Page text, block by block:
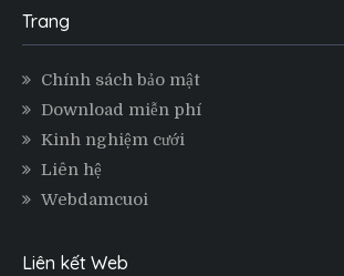
Trang
Chính sách bảo mật
Download miễn phí
Kinh nghiệm cưới
Liên hệ
Webdamcuoi
Liên kết Web